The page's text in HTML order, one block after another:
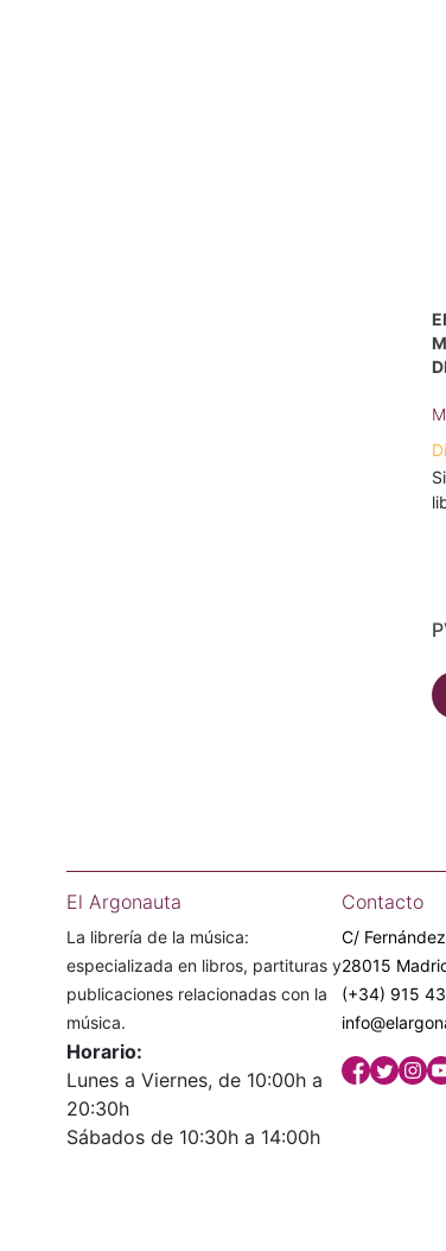
El Argonauta
La librería de la música:
especializada en libros, partituras y
publicaciones relacionadas con la
música.
Horario:
Lunes a Viernes, de 10:00h a
20:30h
Sábados de 10:30h a 14:00h
Contacto
C/
28015
(+34) 915